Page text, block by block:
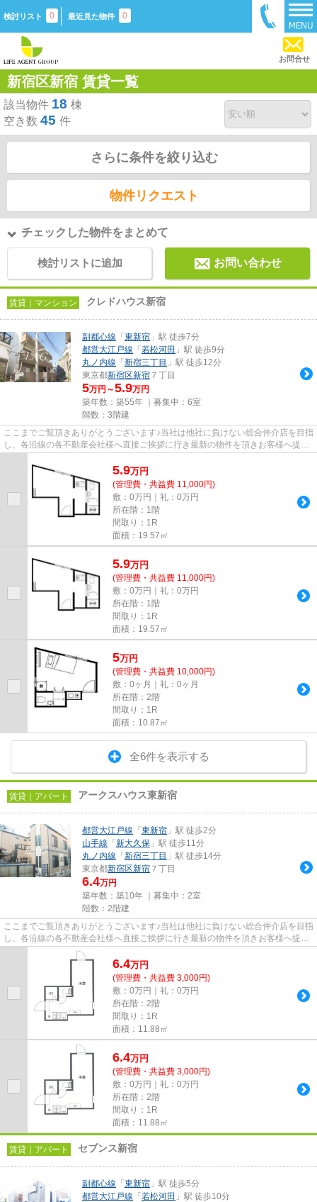
検討リスト 0 最近見た物件 0
お問合せ
新宿区新宿 賃貸一覧
該当物件 18 棟
空き数 45 件
さらに条件を絞り込む
物件リクエスト
チェックした物件をまとめて
検討リストに追加 お問い合わせ
賃貸｜マンション クレドハウス新宿
副都心線 「 東新宿 」駅 徒歩7分
都営大江戸線 「 若松河田 」駅 徒歩9分
丸ノ内線 「 新宿三丁目 」駅 徒歩12分
東京都新宿区新宿 ７丁目
5万円～5.9万円
築年数：築55年 ｜募集中： 6室
階数：3階建
ここまでご覧頂きありがとうございます♪当社は他社に負けない総合仲介店を目指
し、各沿線の各不動産会社様へ直接ご挨拶に行き最新の物件を頂きお客様へ提供
5.9万円
(管理費・共益費 11,000円)
敷：0万円｜礼：0万円
所在階：1階
間取り：1R
面積：19.57㎡
5.9万円
(管理費・共益費 11,000円)
敷：0万円｜礼：0万円
所在階：1階
間取り：1R
面積：19.57㎡
5万円
(管理費・共益費 10,000円)
敷：0ヶ月｜礼：0ヶ月
所在階：2階
間取り：1R
面積：10.87㎡
全6件を表示する
賃貸｜アパート アークスハウス東新宿
都営大江戸線 「 東新宿 」駅 徒歩2分
山手線 「 新大久保 」駅 徒歩11分
丸ノ内線 「 新宿三丁目 」駅 徒歩14分
東京都新宿区新宿 ７丁目
6.4万円
築年数：築10年 ｜募集中： 2室
階数：2階建
ここまでご覧頂きありがとうございます♪当社は他社に負けない総合仲介店を目指
し、各沿線の各不動産会社様へ直接ご挨拶に行き最新の物件を頂きお客様へ提供
しております！最新の情報は...
6.4万円
(管理費・共益費 3,000円)
敷：0万円｜礼：0万円
所在階：2階
間取り：1R
面積：11.88㎡
6.4万円
(管理費・共益費 3,000円)
敷：0万円｜礼：0万円
所在階：2階
間取り：1R
面積：11.88㎡
賃貸｜アパート セブンス新宿
副都心線 「 東新宿 」駅 徒歩5分
都営大江戸線 「 若松河田 」駅 徒歩10分